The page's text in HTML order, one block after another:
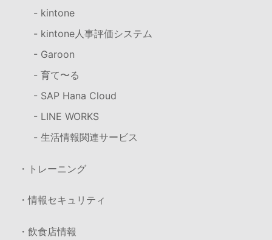
- kintone
- kintone人事評価システム
- Garoon
- 育て〜る
- SAP Hana Cloud
- LINE WORKS
- 生活情報関連サービス
・トレーニング
・情報セキュリティ
・飲食店情報